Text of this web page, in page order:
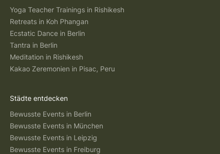
Yoga Teacher Trainings in Rishikesh
Retreats in Koh Phangan
Ecstatic Dance in Berlin
Tantra in Berlin
Meditation in Rishikesh
Kakao Zeremonien in Pisac, Peru
Städte entdecken
Bewusste Events in Berlin
Bewusste Events in München
Bewusste Events in Leipzig
Bewusste Events in Freiburg